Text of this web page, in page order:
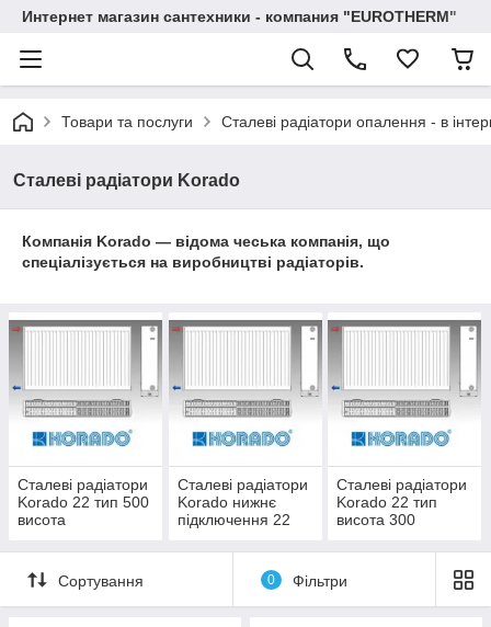
Интернет магазин сантехники - компания "EUROTHERM"
Товари та послуги Сталеві радіатори опалення - в
Сталеві радіатори Korado
Компанія Korado — відома чеська компанія, що
спеціалізується на виробництві радіаторів.
Сталеві радіатори
Korado 22 тип 500
висота
Сталеві радіатори
Korado нижнє
підключення 22
Сталеві радіатори
Korado 22 тип
висота 300
Сортування 0 Фільтри